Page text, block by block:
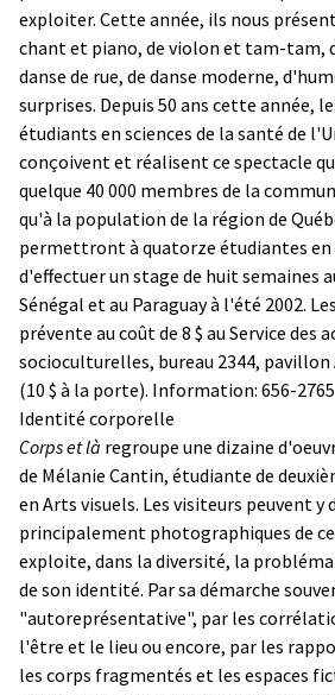
exploiter. Cette année, ils nous
chant et piano, de violon et tam-tam,
danse de rue, de danse moderne,
surprises. Depuis 50 ans cette année,
étudiants en sciences de la santé de
conçoivent et réalisent ce spectacle
quelque 40 000 membres de la
qu'à la population de la région de
permettront à quatorze étudiantes en
d'effectuer un stage de huit semaines
Sénégal et au Paraguay à l'été 2002.
prévente au coût de 8 $ au Service des
socioculturelles, bureau 2344,
(10 $ à la porte). Information: 656-2765
Identité corporelle
Corps et là regroupe une dizaine
de Mélanie Cantin, étudiante de
en Arts visuels. Les visiteurs peuvent y
principalement photographiques de
exploite, dans la diversité, la
de son identité. Par sa démarche
"autoreprésentative", par les
l'être et le lieu ou encore, par les
les corps fragmentés et les espaces